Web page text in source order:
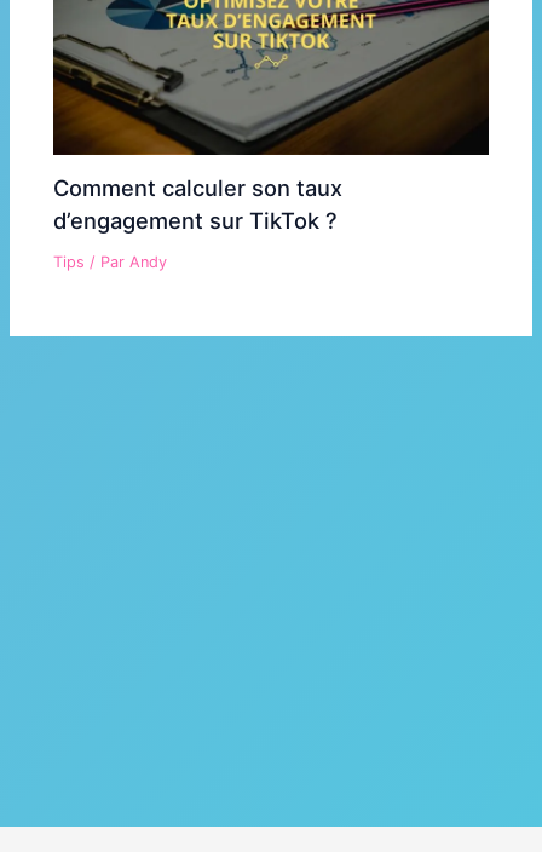
Comment calculer son taux
d’engagement sur TikTok ?
Tips / ParAndy